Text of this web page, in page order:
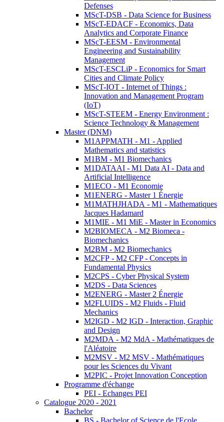
Defenses
MScT-DSB - Data Science for Business
MScT-EDACF - Economics, Data
Analytics and Corporate Finance
MScT-EESM - Environmental
Engineering and Sustainability
Management
MScT-ESCLiP - Economics for Smart
Cities and Climate Policy
MScT-IOT - Internet of Things :
Innovation and Management Program
(IoT)
MScT-STEEM - Energy Environment :
Science Technology & Management
Master (DNM)
M1APPMATH - M1 - Applied
Mathematics and statistics
M1BM - M1 Biomechanics
M1DATAAI - M1 Data AI - Data and
Artificial Intelligence
M1ECO - M1 Economie
M1ENERG - Master 1 Énergie
M1MATHJHADA - M1 - Mathematiques
Jacques Hadamard
M1MIE - M1 MiE - Master in Economics
M2BIOMECA - M2 Biomeca -
Biomechanics
M2BM - M2 Biomechanics
M2CFP - M2 CFP - Concepts in
Fundamental Physics
M2CPS - Cyber Physical System
M2DS - Data Sciences
M2ENERG - Master 2 Énergie
M2FLUIDS - M2 Fluids - Fluid
Mechanics
M2IGD - M2 IGD - Interaction, Graphic
and Design
M2MDA - M2 MdA - Mathématiques de
l'Aléatoire
M2MSV - M2 MSV - Mathématiques
pour les Sciences du Vivant
M2PIC - Projet Innovation Conception
Programme d'échange
PEI - Echanges PEI
Catalogue 2020 - 2021
Bachelor
BS - Bachelor of Science de l'Ecole